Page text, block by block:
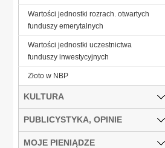
Wartości jednostki rozrach. otwartych
funduszy emerytalnych
Wartości jednostki uczestnictwa
funduszy inwestycyjnych
Złoto w NBP
KULTURA
PUBLICYSTYKA, OPINIE
MOJE PIENIĄDZE